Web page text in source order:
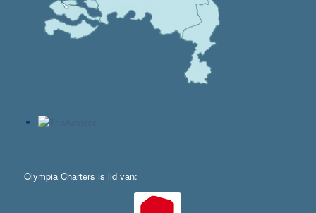
Olympia Charters is lid van: